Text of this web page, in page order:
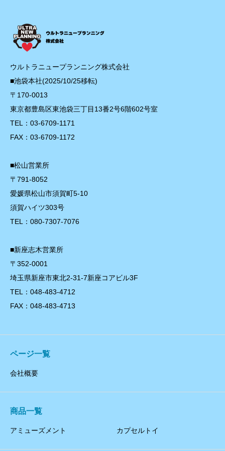
ウルトラニュープランニング株式会社
■池袋本社(2025/10/25移転)
〒170-0013
東京都豊島区東池袋三丁目13番2号6階602号室
TEL：03-6709-1171
FAX：03-6709-1172
■松山営業所
〒791-8052
愛媛県松山市須賀町5-10
須賀ハイツ303号
TEL：080-7307-7076
■新座志木営業所
〒352-0001
埼玉県新座市東北2-31-7新座コアビル3F
TEL：048-483-4712
FAX：048-483-4713
ページ一覧
会社概要
商品一覧
アミューズメント カプセルトイ